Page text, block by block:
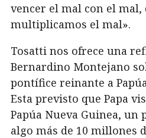
vencer el mal con el mal,
multiplicamos el mal».
Tosatti nos ofrece una
Bernardino Montejano
pontífice reinante a
Esta previsto que Papa
Papúa Nueva Guinea, un
algo más de 10 millones